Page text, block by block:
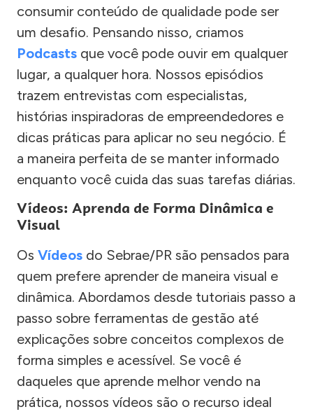
consumir conteúdo de qualidade pode ser
um desafio. Pensando nisso, criamos
Podcasts que você pode ouvir em qualquer
lugar, a qualquer hora. Nossos episódios
trazem entrevistas com especialistas,
histórias inspiradoras de empreendedores e
dicas práticas para aplicar no seu negócio. É
a maneira perfeita de se manter informado
enquanto você cuida das suas tarefas diárias.
Vídeos: Aprenda de Forma Dinâmica e
Visual
Os Vídeos do Sebrae/PR são pensados para
quem prefere aprender de maneira visual e
dinâmica. Abordamos desde tutoriais passo a
passo sobre ferramentas de gestão até
explicações sobre conceitos complexos de
forma simples e acessível. Se você é
daqueles que aprende melhor vendo na
prática, nossos vídeos são o recurso ideal